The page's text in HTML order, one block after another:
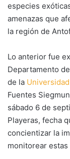
especies
amenazas que
la región de
Lo anterior fue
Departamento
de la
Fuentes
sábado 6 de
Playeras, fecha
concientizar la
monitorear